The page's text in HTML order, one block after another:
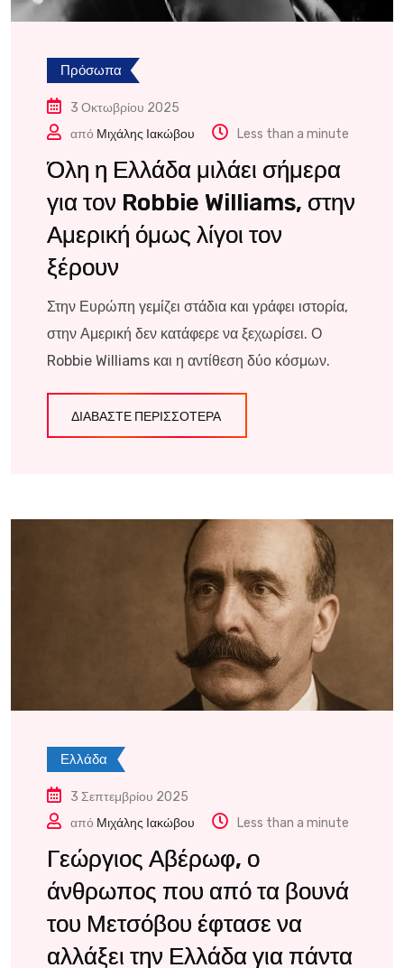
Πρόσωπα
3 Οκτωβρίου 2025
από Μιχάλης Ιακώβου Less than a minute
Όλη η Ελλάδα μιλάει σήμερα
για τον Robbie Williams, στην
Αμερική όμως λίγοι τον
ξέρουν
Στην Ευρώπη γεμίζει στάδια και γράφει ιστορία,
στην Αμερική δεν κατάφερε να ξεχωρίσει. Ο
Robbie Williams και η αντίθεση δύο κόσμων.
ΔΙΑΒΆΣΤΕ ΠΕΡΙΣΣΌΤΕΡΑ
Ελλάδα
3 Σεπτεμβρίου 2025
από Μιχάλης Ιακώβου Less than a minute
Γεώργιος Αβέρωφ, ο
άνθρωπος που από τα βουνά
του Μετσόβου έφτασε να
αλλάξει την Ελλάδα για πάντα